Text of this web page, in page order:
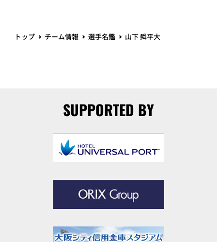
トップ チーム情報 選手名鑑 山下 舜平大
SUPPORTED BY